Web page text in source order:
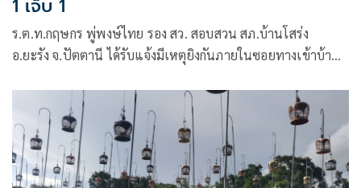
1 เจ็บ 1
ร.ต.ท.กฤษกร พู่พงษ์ไทย รอง สว. สอบสวน สภ.บ้านโสร่ง
อ.ยะรัง จ.ปัตตานี ได้รับแจ้งมีเหตุยิงกันภายในซอยทางเข้าบ้าน